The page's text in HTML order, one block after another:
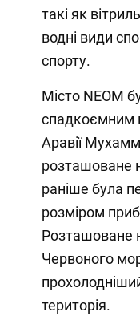
такі як
водні види
спорту.
Місто NEOM
спадкоємним
Аравії
розташоване
раніше була
розміром
Розташоване
Червоного
територія.